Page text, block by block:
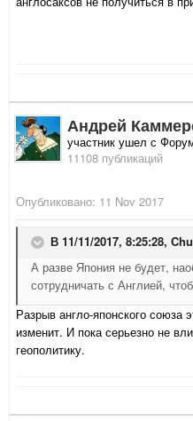
Андрей
участник ушел с
11108 публикаций
Опубликовано: 11 Nov 2017
В 11/11/2017, 8:25:28,
А разве Япония не будет,
сотрудничать с Англией,
Разрыв англо-японского союза
изменит. И пока серьезно не
геополитику.